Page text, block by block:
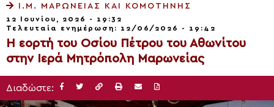
Ι.Μ. ΜΑΡΩΝΕΊΑΣ ΚΑΙ ΚΟΜΟΤΗΝΉΣ
12 Ιουνίου, 2026 - 19:32
Τελευταία ενημέρωση: 12/06/2026 - 19:42
H εορτή του Οσίου Πέτρου του Αθωνίτου
στην Ιερά Μητρόπολη Μαρωνείας
Διαδώστε: